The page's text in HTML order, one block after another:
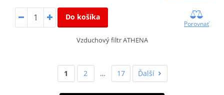
Do košíka
Porovnať
Vzduchový filtr ATHENA
1 2 … 17 Ďalší